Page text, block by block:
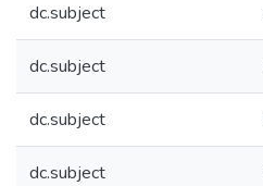
dc.subject
dc.subject
dc.subject
dc.subject